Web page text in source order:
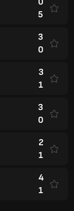
5
3
0
3
1
3
0
2
1
4
1